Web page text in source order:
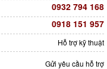
0932 794 168
0918 151 957
Hỗ trợ kỹ thuật
Gửi yêu cầu hỗ trợ